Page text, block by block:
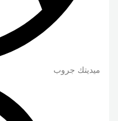
ميديتك جروب